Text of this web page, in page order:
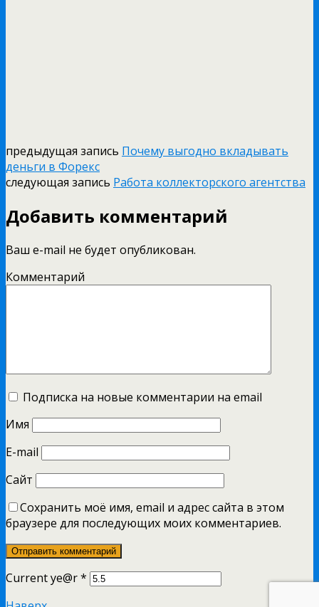
предыдущая запись Почему выгодно вкладывать
деньги в Форекс
следующая запись Работа коллекторского агентства
Добавить комментарий
Ваш e-mail не будет опубликован.
Комментарий
Подписка на новые комментарии на email
Имя
E-mail
Сайт
Сохранить моё имя, email и адрес сайта в этом
браузере для последующих моих комментариев.
Current ye@r*